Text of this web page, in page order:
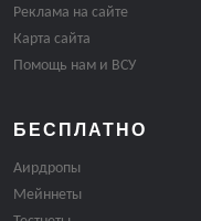
Реклама на сайте
Карта сайта
Помощь нам и ВСУ
БЕСПЛАТНО
Аирдропы
Мейннеты